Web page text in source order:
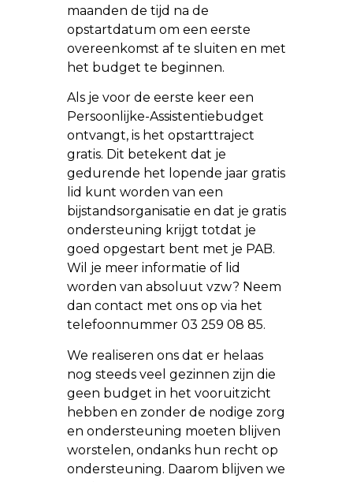
maanden de tijd na de
opstartdatum om een eerste
overeenkomst af te sluiten en met
het budget te beginnen.
Als je voor de eerste keer een
Persoonlijke-Assistentiebudget
ontvangt, is het opstarttraject
gratis. Dit betekent dat je
gedurende het lopende jaar gratis
lid kunt worden van een
bijstandsorganisatie en dat je gratis
ondersteuning krijgt totdat je
goed opgestart bent met je PAB.
Wil je meer informatie of lid
worden van absoluut vzw? Neem
dan contact met ons op via het
telefoonnummer 03 259 08 85.
We realiseren ons dat er helaas
nog steeds veel gezinnen zijn die
geen budget in het vooruitzicht
hebben en zonder de nodige zorg
en ondersteuning moeten blijven
worstelen, ondanks hun recht op
ondersteuning. Daarom blijven we